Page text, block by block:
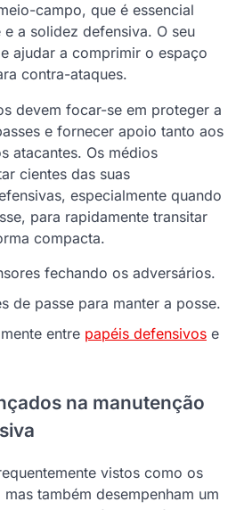
campo, que é essencial
a solidez defensiva. O seu
ajudar a comprimir o espaço
contra-ataques.
devem focar-se em proteger a
e fornecer apoio tanto aos
atacantes. Os médios
cientes das suas
especialmente quando
para rapidamente transitar
compacta.
fechando os adversários.
de passe para manter a posse.
entre papéis defensivos e
na manutenção
vistos como os
também desempenham um